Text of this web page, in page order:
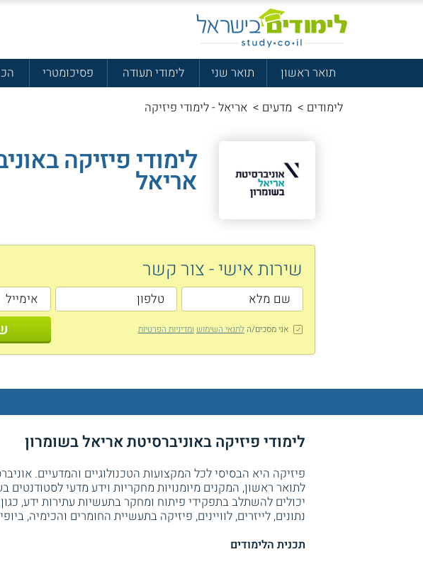
תואר ראשון תואר שני לימודי תעודה פסיכומטרי
לימודים > מדעים > אריאל - לימודי פיזיקה
לימודי פיזיקה
אריאל
שירות אישי - צור קשר
אני מסכים/הלתנאי השימוש ומדיניות הפרטיות
לימודי פיזיקה באוניברסיטת אריאל בשומרון
פיזיקה היא הבסיסי לכל המקצועות הטכנולוגיים והמדעיים.
לתואר ראשון, המקנים מיומנויות מחקריות וידע מדעי לסטודנטים
יכולים להשתלב בתפקידי פיתוח ומחקר בתעשיות עתירות ידע,
נתונים, לייזרים, לוויינים, פיזיקה בתעשיית החומרים והכימיה,
תכנית הלימודים